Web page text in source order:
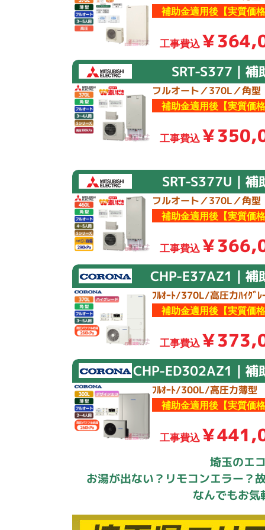
補助金適用後【実質価
工事費込￥
SRT-S377｜補
フルオート／370L／角型
補助金適用後【実質価
工事費込￥
SRT-S377U｜補
フルオート／370L／角型
補助金適用後【実質価
工事費込￥
CHP-E37AZ1｜補
ﾌﾙｵｰﾄ/370L/高圧力ﾊｲｸﾞﾚ
補助金適用後【実質価
工事費込￥
CHP-ED302AZ1｜補
ﾌﾙｵｰﾄ/300L/高圧力薄型
補助金適用後【実質価
工事費込￥
埼玉のエ
お湯が出ない？リモコンエラー？
なんでもお気